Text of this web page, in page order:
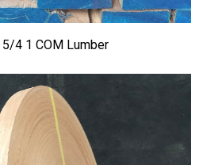
4 1 COM Lumber